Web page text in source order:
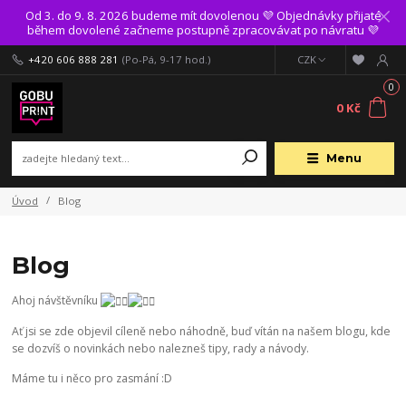
Od 3. do 9. 8. 2026 budeme mít dovolenou 💜 Objednávky přijaté
během dovolené začneme postupně zpracovávat po návratu 💜
Menu
CZK
+420 606 888 281 (Po-Pá, 9-17 hod.)
0
0 Kč
Úvod Blog
Blog
Ahoj návštěvníku
Ať jsi se zde objevil cíleně nebo náhodně, buď vítán na našem blogu, kde
se dozvíš o novinkách nebo nalezneš tipy, rady a návody.
Máme tu i něco pro zasmání :D